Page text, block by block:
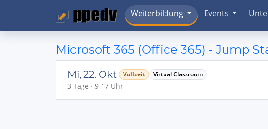
Weiterbildung Events
Microsoft 365 (Office 365) - Jump
Mi, 22. Okt Vollzeit Virtual Classroom
3 Tage · 9-17 Uhr